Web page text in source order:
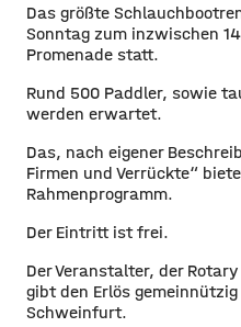
Das größte
Sonntag zum inzwischen
Promenade statt.
Rund 500 Paddler, sowie
werden erwartet.
Das, nach eigener
Firmen und Verrückte“
Rahmenprogramm.
Der Eintritt ist frei.
Der Veranstalter, der
gibt den Erlös
Schweinfurt.